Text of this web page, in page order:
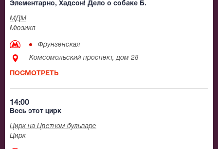
Элементарно, Хадсон! Дело о собаке Б.
МДМ
Мюзикл
Фрунзенская
Комсомольский проспект, дом 28
ПОСМОТРЕТЬ
14:00
Весь этот цирк
Цирк на Цветном бульваре
Цирк